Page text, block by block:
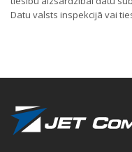
Datu valsts inspekcijā vai